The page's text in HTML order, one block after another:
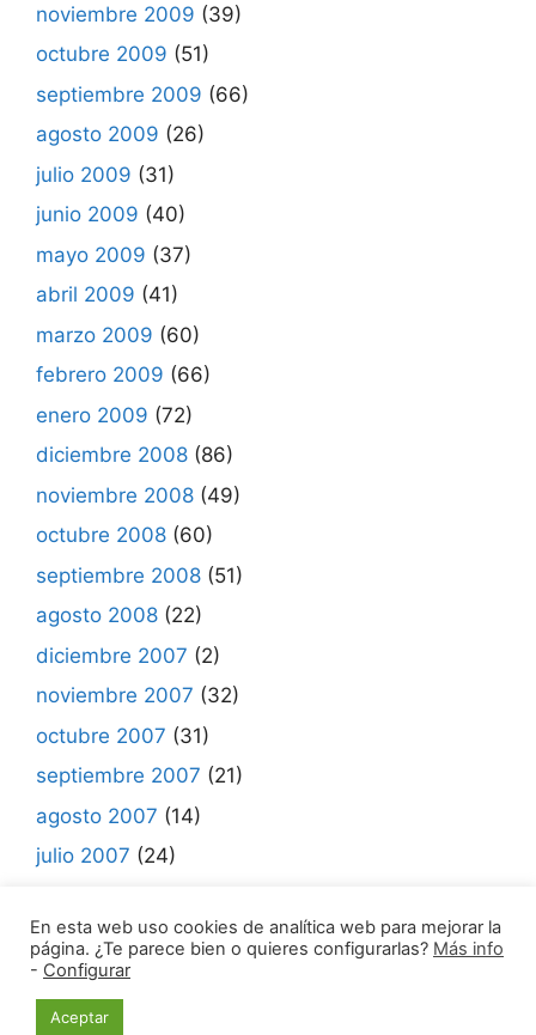
noviembre 2009 (39)
octubre 2009 (51)
septiembre 2009 (66)
agosto 2009 (26)
julio 2009 (31)
junio 2009 (40)
mayo 2009 (37)
abril 2009 (41)
marzo 2009 (60)
febrero 2009 (66)
enero 2009 (72)
diciembre 2008 (86)
noviembre 2008 (49)
octubre 2008 (60)
septiembre 2008 (51)
agosto 2008 (22)
diciembre 2007 (2)
noviembre 2007 (32)
octubre 2007 (31)
septiembre 2007 (21)
agosto 2007 (14)
julio 2007 (24)
© 2021 Madrid Mueve •
En esta web uso cookies de analítica web para mejorar la
página. ¿Te parece bien o quieres configurarlas? Más info
- Configurar
Aceptar